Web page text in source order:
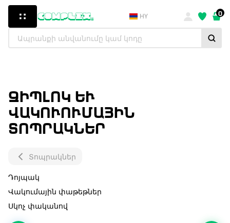
HY 0
ԶԻՊԼՈԿ ԵՒ Վ
ԱԿՈՒՈՒՄԱՅԻՆ Տ
ՈՊՐԱԿՆԵՐ
Տոպրակներ
Դոյպակ
Վակումային փաթեթներ
Սկոչ փականով